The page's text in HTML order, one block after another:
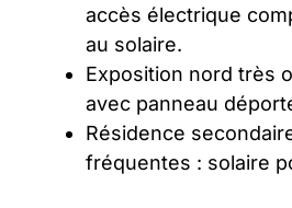
accès électrique
au solaire.
Exposition nord très
avec panneau
Résidence
fréquentes : solaire